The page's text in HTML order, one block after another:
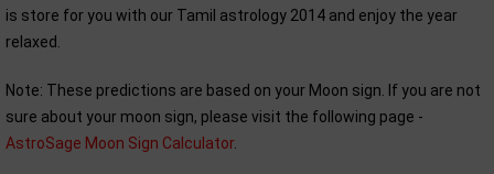
is store for you with our Tamil astrology 2014 and enjoy the year
relaxed.
Note: These predictions are based on your Moon sign. If you are not
sure about your moon sign, please visit the following page -
AstroSage Moon Sign Calculator.